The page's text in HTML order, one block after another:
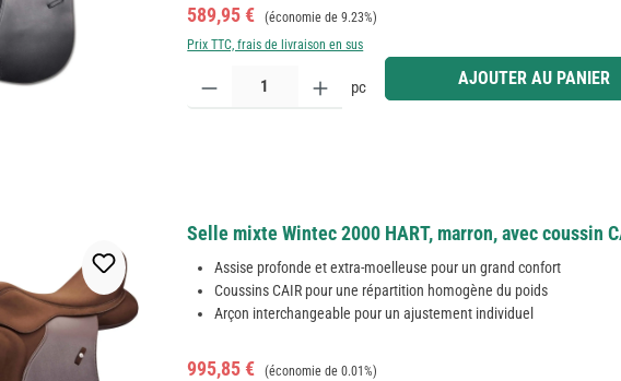
Prix de vente :
589,95 € Prix régulier :
(économie de 9.23%)
Prix TTC, frais de livraison en sus
Quantité de produit : Entrez la quantité souhaitée ou utilisez les
pc AJOUTER AU PANIER
Selle mixte Wintec 2000 HART, marron, avec coussin
Assise profonde et extra-moelleuse pour un grand confort
Coussins CAIR pour une répartition homogène du poids
Arçon interchangeable pour un ajustement individuel
Prix de vente :
995,85 € Prix régulier :
(économie de 0.01%)